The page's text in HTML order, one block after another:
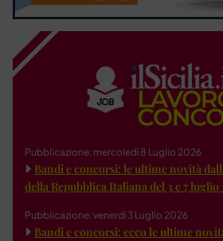
Pubblicazione: mercoledì 8 Luglio 2026
Bandi e concorsi: le ultime novità
della Repubblica Italiana del 3 e 7 luglio
Pubblicazione: venerdì 3 Luglio 2026
Bandi e concorsi: ecco le ultime